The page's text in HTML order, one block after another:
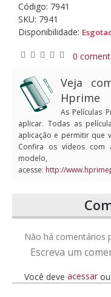
Código: 7941
SKU: 7941
Disponibilidade:
0
Veja
Hprime
As Películas
aplicar. Todas as
aplicação e permitir que
Confira os vídeos com
modelo,
acesse: http://
Não há comentários
Escreva um
Você deve acessar ou